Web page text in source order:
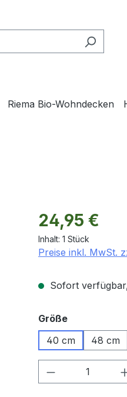
Riema Bio-Wohndecken
Regulärer Preis:
24,95 €
Inhalt: 1 Stück
Preise inkl. MwSt.
Sofort
Größeauswählen
40 cm
48 cm
Produkt